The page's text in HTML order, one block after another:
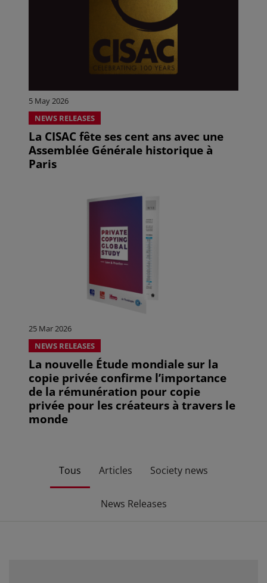
5 May 2026
NEWS RELEASES
La CISAC fête ses cent ans avec une
Assemblée Générale historique à
Paris
25 Mar 2026
NEWS RELEASES
La nouvelle Étude mondiale sur la
copie privée confirme l’importance
de la rémunération pour copie
privée pour les créateurs à travers le
monde
Tous Articles Society news
News Releases